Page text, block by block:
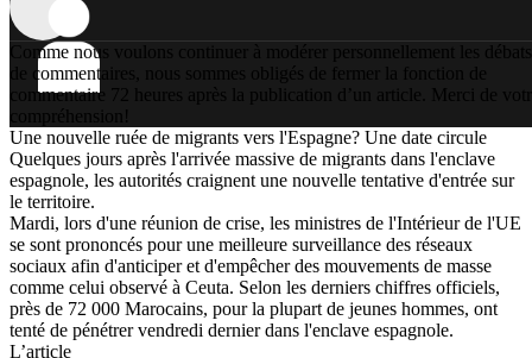
Comme nous voulons continuer à modérer personnellement les débats
de commentaires, nous sommes obligés de fermer la fonction de
commentaire 72 heures après la publication d’un article. Merci de
compréhension!
Une nouvelle ruée de migrants vers l'Espagne? Une date circule
Quelques jours après l'arrivée massive de migrants dans l'enclave
espagnole, les autorités craignent une nouvelle tentative d'entrée sur
le territoire.
Mardi, lors d'une réunion de crise, les ministres de l'Intérieur de l'UE
se sont prononcés pour une meilleure surveillance des réseaux
sociaux afin d'anticiper et d'empêcher des mouvements de masse
comme celui observé à Ceuta. Selon les derniers chiffres officiels,
près de 72 000 Marocains, pour la plupart de jeunes hommes, ont
tenté de pénétrer vendredi dernier dans l'enclave espagnole.
L’article